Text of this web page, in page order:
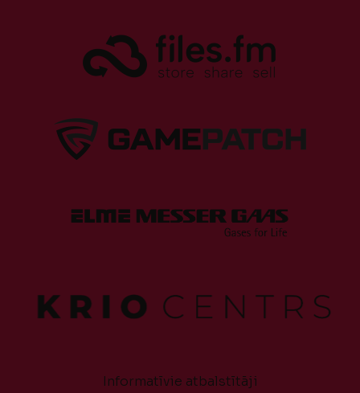
Informatīvie atbalstītāji